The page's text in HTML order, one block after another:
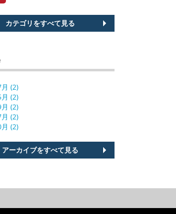
カテゴリをすべて見る
(2)
(2)
(2)
(2)
(2)
アーカイブをすべて見る